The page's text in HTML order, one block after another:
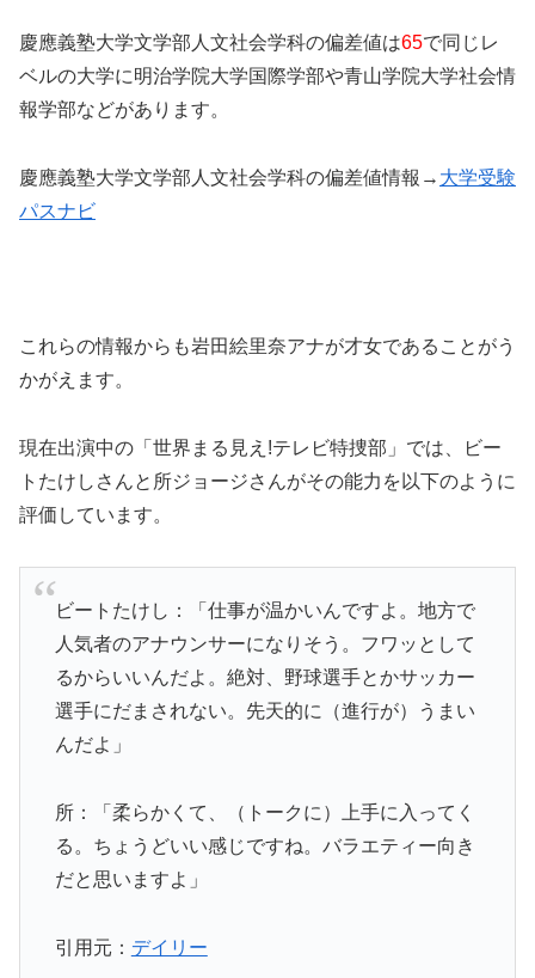
慶應義塾大学文学部人文社会学科の偏差値は65で同じレ
ベルの大学に明治学院大学国際学部や青山学院大学社会情
報学部などがあります。
慶應義塾大学文学部人文社会学科の偏差値情報→ 大学受験
パスナビ
これらの情報からも岩田絵里奈アナが才女であることがう
かがえます。
現在出演中の「世界まる見え!テレビ特捜部」では、ビー
トたけしさんと所ジョージさんがその能力を以下のように
評価しています。
ビートたけし：「仕事が温かいんですよ。地方で
人気者のアナウンサーになりそう。フワッとして
るからいいんだよ。絶対、野球選手とかサッカー
選手にだまされない。先天的に（進行が）うまい
んだよ」
所：「柔らかくて、（トークに）上手に入ってく
る。ちょうどいい感じですね。バラエティー向き
だと思いますよ」
引用元： デイリー